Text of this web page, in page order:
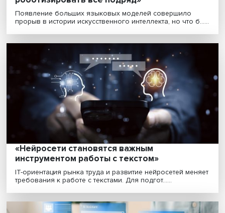
Алексей Масютин: искусственный
для нужд комплаенса
Искусственный интеллект позволяет аналитику не
большое количество времени на ручной анали......